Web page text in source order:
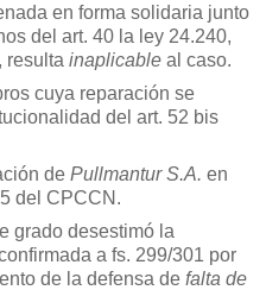
en forma solidaria junto
del art. 40 la ley 24.240,
resulta inaplicable al caso.
cuya reparación se
del art. 52 bis
de Pullmantur S.A. en
del CPCCN.
grado desestimó la
a fs. 299/301 por
de la defensa de falta de